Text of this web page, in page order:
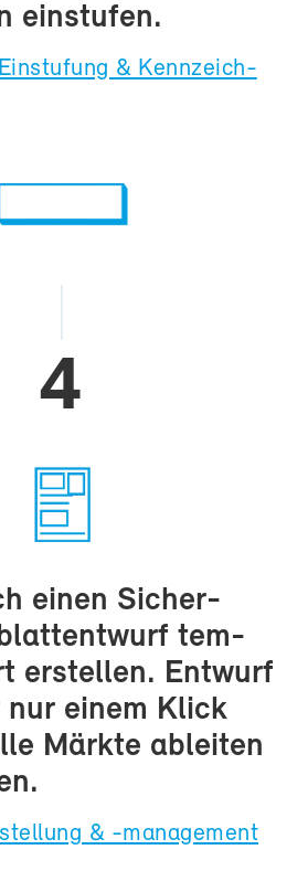
ein­stu­fen.
& Kenn­zeich­
4
ei­nen Si­cher­
tem­
er­stel­len. Ent­wurf
ei­nem Klick
Märk­te ab­lei­ten
& -​management